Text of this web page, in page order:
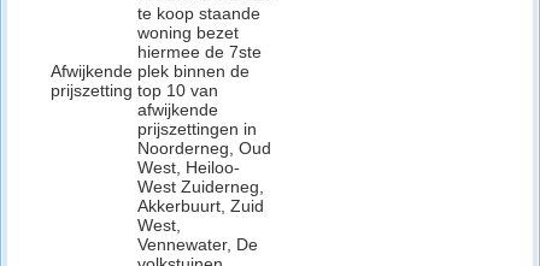
Afwijkende
prijszetting
te koop staande
woning bezet
hiermee de 7ste
plek binnen de
top 10 van
afwijkende
prijszettingen in
Noorderneg, Oud
West, Heiloo-
West Zuiderneg,
Akkerbuurt, Zuid
West,
Vennewater, De